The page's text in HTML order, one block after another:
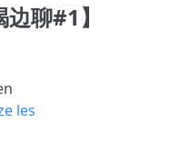
聊#1】
les